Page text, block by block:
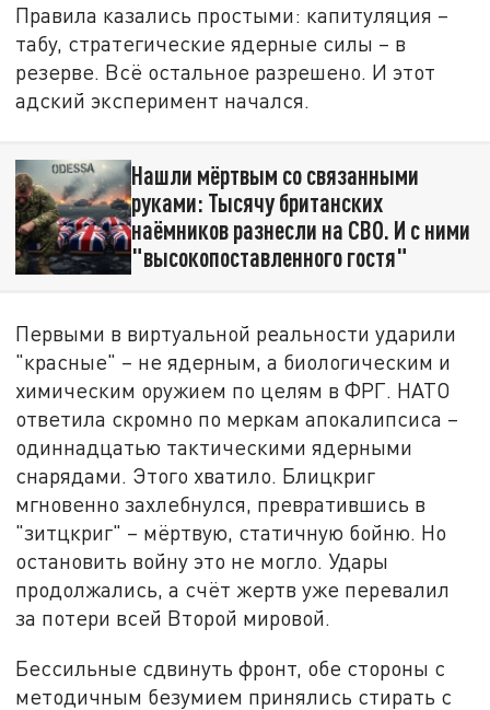
Правила казались простыми: капитуляция –
табу, стратегические ядерные силы – в
резерве. Всё остальное разрешено. И этот
адский эксперимент начался.
Нашли мёртвым со связанными
руками: Тысячу британских
наёмников разнесли на СВО. И с ними
"высокопоставленного гостя"
Первыми в виртуальной реальности ударили
"красные" – не ядерным, а биологическим и
химическим оружием по целям в ФРГ. НАТО
ответила скромно по меркам апокалипсиса –
одиннадцатью тактическими ядерными
снарядами. Этого хватило. Блицкриг
мгновенно захлебнулся, превратившись в
"зитцкриг" – мёртвую, статичную бойню. Но
остановить войну это не могло. Удары
продолжались, а счёт жертв уже перевалил
за потери всей Второй мировой.
Бессильные сдвинуть фронт, обе стороны с
методичным безумием принялись стирать с